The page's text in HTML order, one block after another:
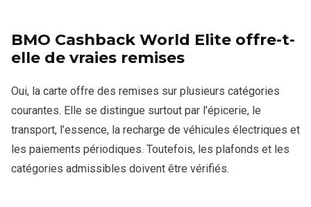
BMO Cashback World Elite offre-t-
elle de vraies remises
Oui, la carte offre des remises sur plusieurs catégories
courantes. Elle se distingue surtout par l’épicerie, le
transport, l’essence, la recharge de véhicules électriques et
les paiements périodiques. Toutefois, les plafonds et les
catégories admissibles doivent être vérifiés.